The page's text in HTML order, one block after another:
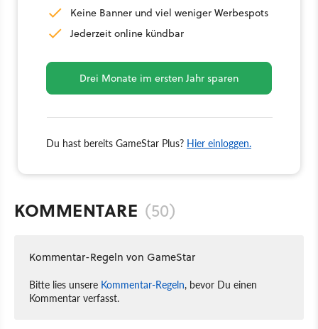
Keine Banner und viel weniger Werbespots
Jederzeit online kündbar
Drei Monate im ersten Jahr sparen
Du hast bereits GameStar Plus? Hier einloggen.
KOMMENTARE (50)
Kommentar-Regeln von GameStar
Bitte lies unsere Kommentar-Regeln, bevor Du einen
Kommentar verfasst.